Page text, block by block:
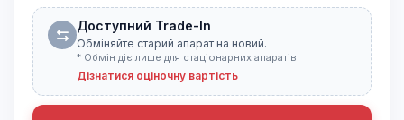
Доступний Trade-In
Обміняйте старий апарат на новий.
* Обмін діє лише для стаціонарних апаратів.
Дізнатися оціночну вартість